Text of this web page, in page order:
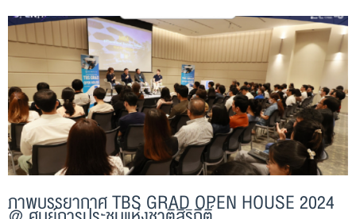
ภาพบรรยากาศ TBS GRAD OPEN HOUSE 2024